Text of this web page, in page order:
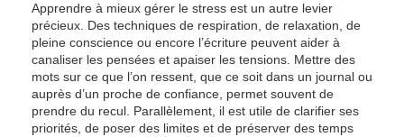
Apprendre à mieux gérer le stress est un autre levier
précieux. Des techniques de respiration, de relaxation, de
pleine conscience ou encore l’écriture peuvent aider à
canaliser les pensées et apaiser les tensions. Mettre des
mots sur ce que l’on ressent, que ce soit dans un journal ou
auprès d’un proche de confiance, permet souvent de
prendre du recul. Parallèlement, il est utile de clarifier ses
priorités, de poser des limites et de préserver des temps